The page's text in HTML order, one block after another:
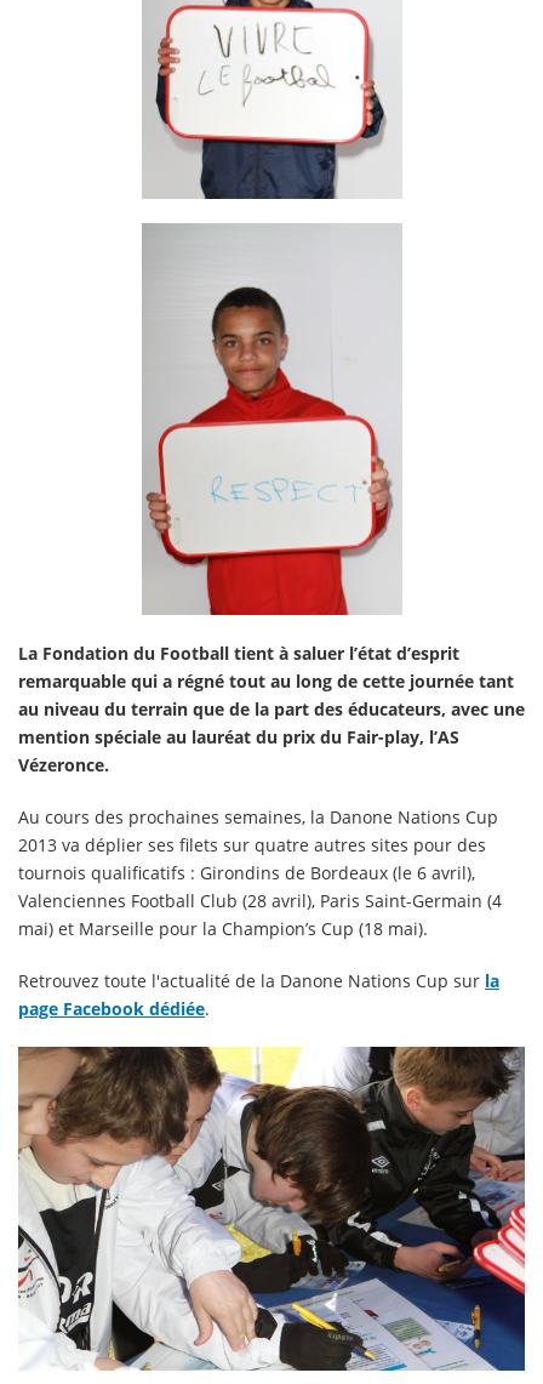
La Fondation du Football tient à saluer l’état d’esprit
remarquable qui a régné tout au long de cette journée tant
au niveau du terrain que de la part des éducateurs, avec une
mention spéciale au lauréat du prix du Fair-play, l’AS
Vézeronce.
Au cours des prochaines semaines, la Danone Nations Cup
2013 va déplier ses filets sur quatre autres sites pour des
tournois qualificatifs : Girondins de Bordeaux (le 6 avril),
Valenciennes Football Club (28 avril), Paris Saint-Germain (4
mai) et Marseille pour la Champion’s Cup (18 mai).
Retrouvez toute l'actualité de la Danone Nations Cup sur la
page Facebook dédiée.